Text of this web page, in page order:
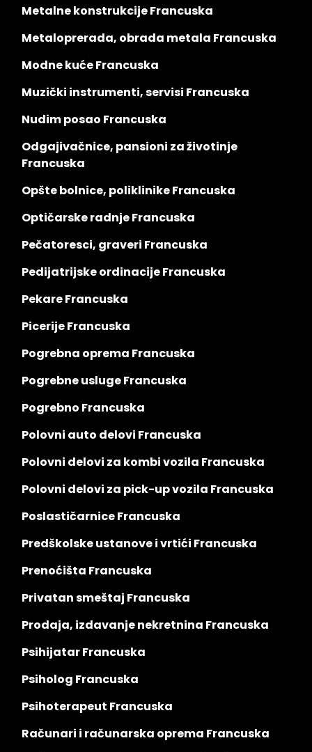
Metalne konstrukcije Francuska
Metaloprerada, obrada metala Francuska
Modne kuće Francuska
Muzički instrumenti, servisi Francuska
Nudim posao Francuska
Odgajivačnice, pansioni za životinje
Francuska
Opšte bolnice, poliklinike Francuska
Optičarske radnje Francuska
Pečatoresci, graveri Francuska
Pedijatrijske ordinacije Francuska
Pekare Francuska
Picerije Francuska
Pogrebna oprema Francuska
Pogrebne usluge Francuska
Pogrebno Francuska
Polovni auto delovi Francuska
Polovni delovi za kombi vozila Francuska
Polovni delovi za pick-up vozila Francuska
Poslastičarnice Francuska
Predškolske ustanove i vrtići Francuska
Prenoćišta Francuska
Privatan smeštaj Francuska
Prodaja, izdavanje nekretnina Francuska
Psihijatar Francuska
Psiholog Francuska
Psihoterapeut Francuska
Računari i računarska oprema Francuska